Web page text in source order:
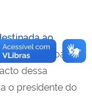
ao
a preocupação
dessa
o presidente do